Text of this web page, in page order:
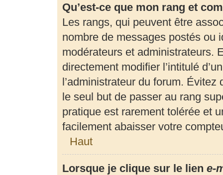
Qu’est-ce que mon rang et
Les rangs, qui peuvent être
nombre de messages postés ou
modérateurs et administrateurs.
directement modifier l’intitulé
l’administrateur du forum.
le seul but de passer au rang
pratique est rarement tolérée et
facilement abaisser votre
Haut
Lorsque je clique sur le lien e-